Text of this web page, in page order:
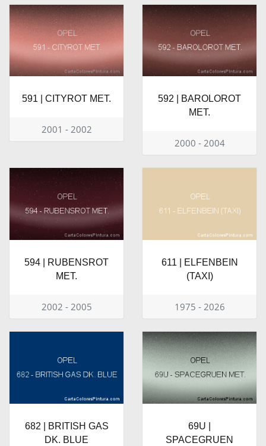
591 | CITYROT MET.
2001 - 2002
592 | BAROLOROT
MET.
2000 - 2004
594 | RUBENSROT
MET.
2002 - 2005
611 | ELFENBEIN
(TAXI)
1975 - 2026
682 | BRITISH GAS
DK. BLUE
69U |
SPACEGRUEN